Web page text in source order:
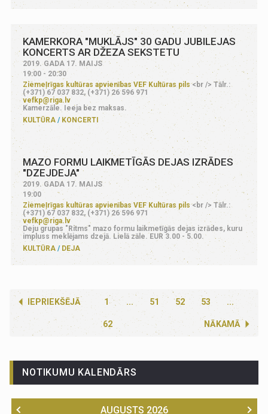
KAMERKORA "MUKLĀJS" 30 GADU JUBILEJAS
KONCERTS AR DŽEZA SEKSTETU
2019. GADA 17. MAIJS
19:00 - 20:30
Ziemeļrīgas kultūras apvienības VEF Kultūras pils<br /> Tālr.:
(+371) 67 037 832, (+371) 26 596 971
vefkp@riga.lv
Kamerzāle. Ieeja bez maksas.
KULTŪRA
KONCERTI
MAZO FORMU LAIKMETĪGĀS DEJAS IZRĀDES
"DZEJDEJA"
2019. GADA 17. MAIJS
19:00
Ziemeļrīgas kultūras apvienības VEF Kultūras pils<br /> Tālr.:
(+371) 67 037 832, (+371) 26 596 971
vefkp@riga.lv
Deju grupas "Ritms" mazo formu laikmetīgās dejas izrādes, kuru
impluss meklējams dzejā. Lielā zāle. EUR 3.00 - 5.00.
KULTŪRA
DEJA
IEPRIEKŠĒJĀ 1 ... 51 52 53
NĀKAMĀ
...
62
NOTIKUMU KALENDĀRS
AUGUSTS 2026